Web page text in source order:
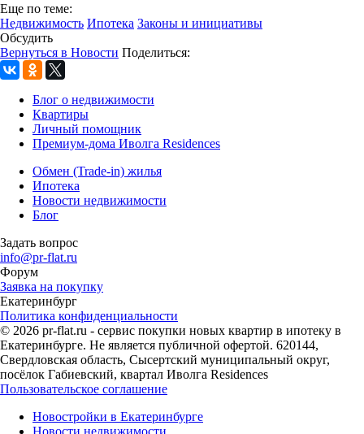
Еще по теме:
Недвижимость Ипотека Законы и инициативы
Обсудить
Вернуться в Новости Поделиться:
Блог о недвижимости
Квартиры
Личный помощник
Премиум-дома Иволга Residences
Обмен (Trade-in) жилья
Ипотека
Новости недвижимости
Блог
Задать вопрос
info@pr-flat.ru
Форум
Заявка на покупку
Екатеринбург
Политика конфиденциальности
© 2026 pr-flat.ru - сервис покупки новых квартир в ипотеку в
Екатеринбурге. Не является публичной офертой. 620144,
Свердловская область, Сысертский муниципальный округ,
посёлок Габиевский, квартал Иволга Residences
Пользовательское соглашение
Новостройки в Екатеринбурге
Новости недвижимости